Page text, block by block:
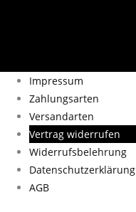
Impressum
Zahlungsarten
Versandarten
Vertrag widerrufen
Widerrufsbelehrung
Datenschutzerklärung
AGB